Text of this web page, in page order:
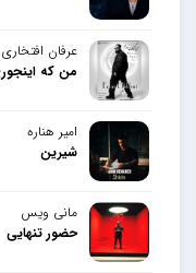
عرفان افتخاری
من که
امیر هناره
شیرین
مانی ویس
حضور تنهایی